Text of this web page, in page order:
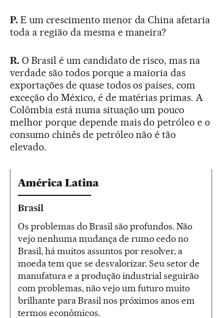
P.E um crescimento menor da China afetaria
toda a região da mesma e maneira?
R.O Brasil é um candidato de risco, mas na
verdade são todos porque a maioria das
exportações de quase todos os países, com
exceção do México, é de matérias primas. A
Colômbia está numa situação um pouco
melhor porque depende mais do petróleo e o
consumo chinês de petróleo não é tão
elevado.
América Latina
Brasil
Os problemas do Brasil são profundos. Não
vejo nenhuma mudança de rumo cedo no
Brasil, há muitos assuntos por resolver, a
moeda tem que se desvalorizar. Seu setor de
manufatura e a produção industrial seguirão
com problemas, não vejo um futuro muito
brilhante para Brasil nos próximos anos em
termos econômicos.